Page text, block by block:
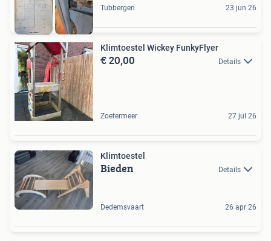
Tubbergen 23 jun 26
Klimtoestel Wickey FunkyFlyer
€ 20,00 Details
Zoetermeer 27 jul 26
Klimtoestel
Bieden Details
Dedemsvaart 26 apr 26